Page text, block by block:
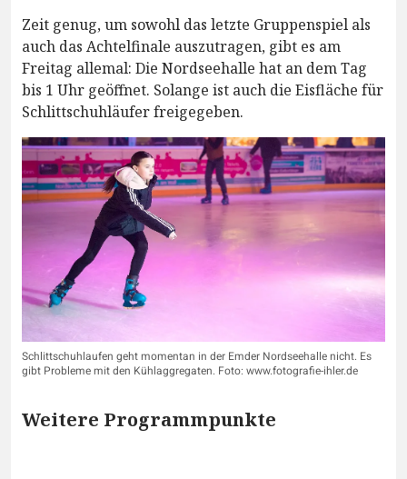
Zeit genug, um sowohl das letzte Gruppenspiel als
auch das Achtelfinale auszutragen, gibt es am
Freitag allemal: Die Nordseehalle hat an dem Tag
bis 1 Uhr geöffnet. Solange ist auch die Eisfläche für
Schlittschuhläufer freigegeben.
Schlittschuhlaufen geht momentan in der Emder Nordseehalle nicht. Es
gibt Probleme mit den Kühlaggregaten. Foto: www.fotografie-ihler.de
Weitere Programmpunkte